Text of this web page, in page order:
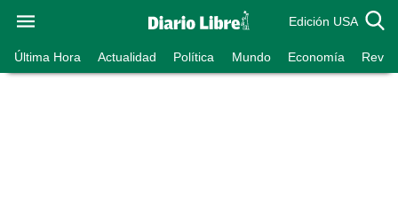
Edición USA
Última Hora Actualidad Política Mundo Economía